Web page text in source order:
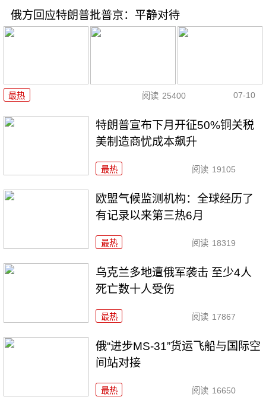
俄方回应特朗普批普京：平静对待
最热 阅读 25400 07-10
特朗普宣布下月开征50%铜关税
美制造商忧成本飙升
最热 阅读 19105
欧盟气候监测机构：全球经历了
有记录以来第三热6月
最热 阅读 18319
乌克兰多地遭俄军袭击 至少4人
死亡数十人受伤
最热 阅读 17867
俄“进步MS-31”货运飞船与国际空
间站对接
最热 阅读 16650